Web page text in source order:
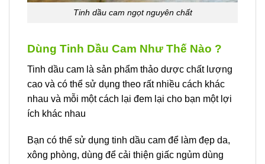
Tinh dầu cam ngọt nguyên chất
Dùng Tinh Dầu Cam Như Thế Nào ?
Tinh dầu cam là sản phẩm thảo dược chất lượng
cao và có thể sử dụng theo rất nhiều cách khác
nhau và mỗi một cách lại đem lại cho bạn một lợi
ích khác nhau
Bạn có thể sử dụng tinh dầu cam để làm đẹp da,
xông phòng, dùng để cải thiện giấc ngủm dùng